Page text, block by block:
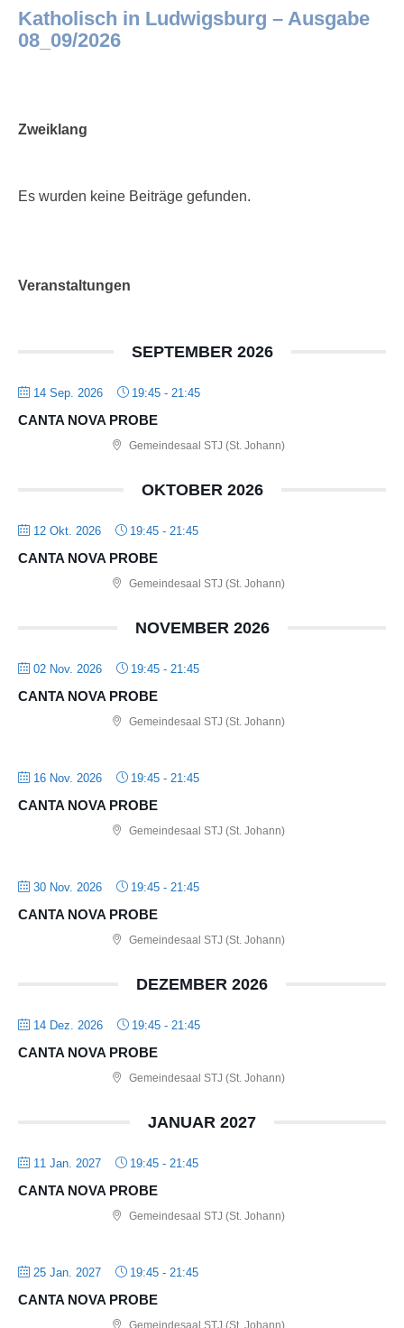
Katholisch in Ludwigsburg – Ausgabe
08_09/2026
Zweiklang
Es wurden keine Beiträge gefunden.
Veranstaltungen
SEPTEMBER 2026
14 Sep. 2026 19:45 - 21:45
CANTA NOVA PROBE
Gemeindesaal STJ (St. Johann)
OKTOBER 2026
12 Okt. 2026 19:45 - 21:45
CANTA NOVA PROBE
Gemeindesaal STJ (St. Johann)
NOVEMBER 2026
02 Nov. 2026 19:45 - 21:45
CANTA NOVA PROBE
Gemeindesaal STJ (St. Johann)
16 Nov. 2026 19:45 - 21:45
CANTA NOVA PROBE
Gemeindesaal STJ (St. Johann)
30 Nov. 2026 19:45 - 21:45
CANTA NOVA PROBE
Gemeindesaal STJ (St. Johann)
DEZEMBER 2026
14 Dez. 2026 19:45 - 21:45
CANTA NOVA PROBE
Gemeindesaal STJ (St. Johann)
JANUAR 2027
11 Jan. 2027 19:45 - 21:45
CANTA NOVA PROBE
Gemeindesaal STJ (St. Johann)
25 Jan. 2027 19:45 - 21:45
CANTA NOVA PROBE